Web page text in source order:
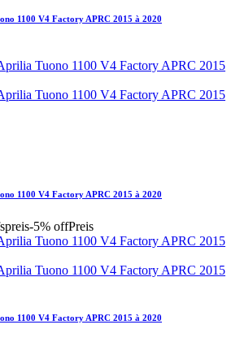
1100 V4 Factory APRC 2015 à 2020
1100 V4 Factory APRC 2015 à 2020
-5% offPreis
1100 V4 Factory APRC 2015 à 2020